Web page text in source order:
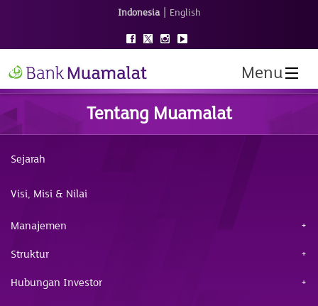
Indonesia | English
Menu
Tentang Muamalat
Sejarah
Visi, Misi & Nilai
Manajemen
Struktur
Hubungan Investor